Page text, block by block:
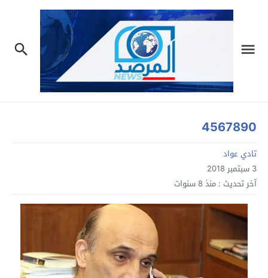
4567890
تادي عواد
3 سبتمبر 2018
آخر تحديث : منذ 8 سنوات